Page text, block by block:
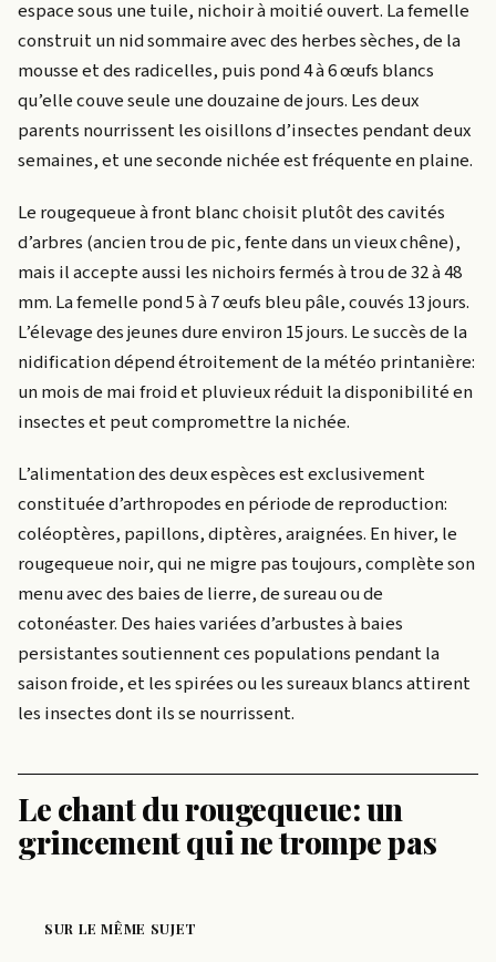
espace sous une tuile, nichoir à moitié ouvert. La femelle
construit un nid sommaire avec des herbes sèches, de la
mousse et des radicelles, puis pond 4 à 6 œufs blancs
qu’elle couve seule une douzaine de jours. Les deux
parents nourrissent les oisillons d’insectes pendant deux
semaines, et une seconde nichée est fréquente en plaine.
Le rougequeue à front blanc choisit plutôt des cavités
d’arbres (ancien trou de pic, fente dans un vieux chêne),
mais il accepte aussi les nichoirs fermés à trou de 32 à 48
mm. La femelle pond 5 à 7 œufs bleu pâle, couvés 13 jours.
L’élevage des jeunes dure environ 15 jours. Le succès de la
nidification dépend étroitement de la météo printanière:
un mois de mai froid et pluvieux réduit la disponibilité en
insectes et peut compromettre la nichée.
L’alimentation des deux espèces est exclusivement
constituée d’arthropodes en période de reproduction:
coléoptères, papillons, diptères, araignées. En hiver, le
rougequeue noir, qui ne migre pas toujours, complète son
menu avec des baies de lierre, de sureau ou de
cotonéaster. Des haies variées d’arbustes à baies
persistantes soutiennent ces populations pendant la
saison froide, et les spirées ou les sureaux blancs attirent
les insectes dont ils se nourrissent.
Le chant du rougequeue: un
grincement qui ne trompe pas
SUR LE MÊME SUJET